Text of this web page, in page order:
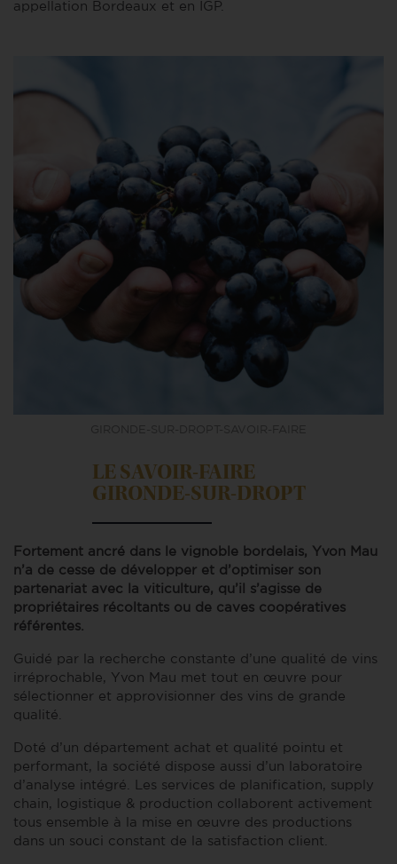
appellation Bordeaux et en IGP.
LE SAVOIR-FAIRE
GIRONDE-SUR-DROPT
Fortement ancré dans le vignoble bordelais, Yvon Mau
n’a de cesse de développer et d’optimiser son
partenariat avec la viticulture, qu’il s’agisse de
propriétaires récoltants ou de caves coopératives
référentes.
Guidé par la recherche constante d’une qualité de vins
irréprochable, Yvon Mau met tout en œuvre pour
sélectionner et approvisionner des vins de grande
qualité.
Doté d’un département achat et qualité pointu et
performant, la société dispose aussi d’un laboratoire
d’analyse intégré. Les services de planification, supply
chain, logistique & production collaborent activement
tous ensemble à la mise en œuvre des productions
dans un souci constant de la satisfaction client.